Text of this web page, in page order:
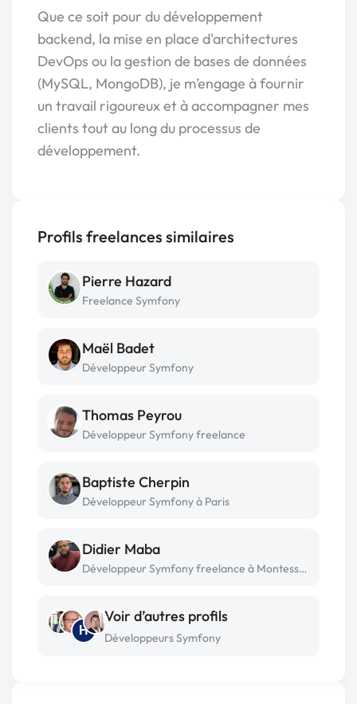
Que ce soit pour du développement
backend, la mise en place d'architectures
DevOps ou la gestion de bases de données
(MySQL, MongoDB), je m’engage à fournir
un travail rigoureux et à accompagner mes
clients tout au long du processus de
développement.
Profils freelances similaires
Pierre Hazard
Freelance Symfony
Maël Badet
Développeur Symfony
Thomas Peyrou
Développeur Symfony freelance
Baptiste Cherpin
Développeur Symfony à Paris
Didier Maba
Développeur Symfony freelance à Montesson
H
Voir d’autres profils
Développeurs Symfony